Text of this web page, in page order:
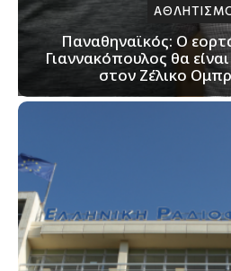
Παναθηναϊκός: Ο
Γιαννακόπουλος θα
στον Ζέλικο